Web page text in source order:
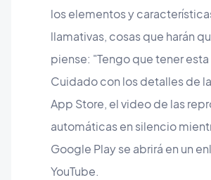
los elementos y
llamativas, cosas que harán
piense: "Tengo que tener
Cuidado con los detalles de
App Store, el video de las
automáticas en silencio
Google Play se abrirá en un
YouTube.